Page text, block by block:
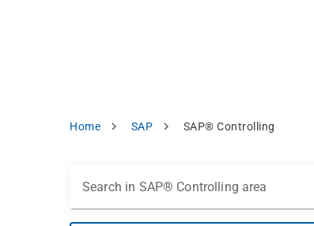
Breadcrumb
Home SAP SAP® Controlling
Search in SAP® Controlling area